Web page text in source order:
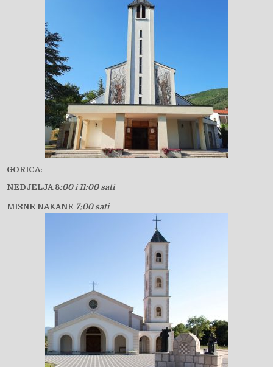
GORICA:
NEDJELJA 8:00 i 11:00 sati
MISNE NAKANE 7:00 sati